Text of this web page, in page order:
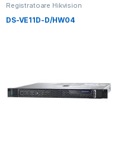
Registratoare Hikvision
DS-VE11D-D/HW04